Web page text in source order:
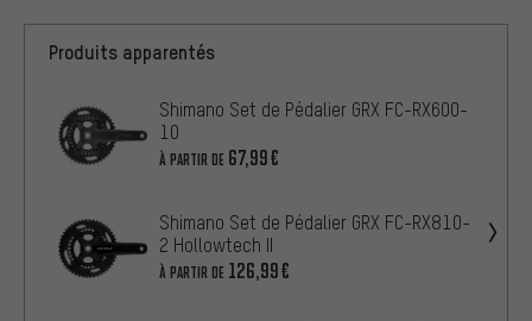
Produits apparentés
Shimano Set de Pédalier GRX FC-RX600-
10
À PARTIR DE 67,99€
Shimano Set de Pédalier GRX FC-RX810-
2 Hollowtech II
À PARTIR DE 126,99€